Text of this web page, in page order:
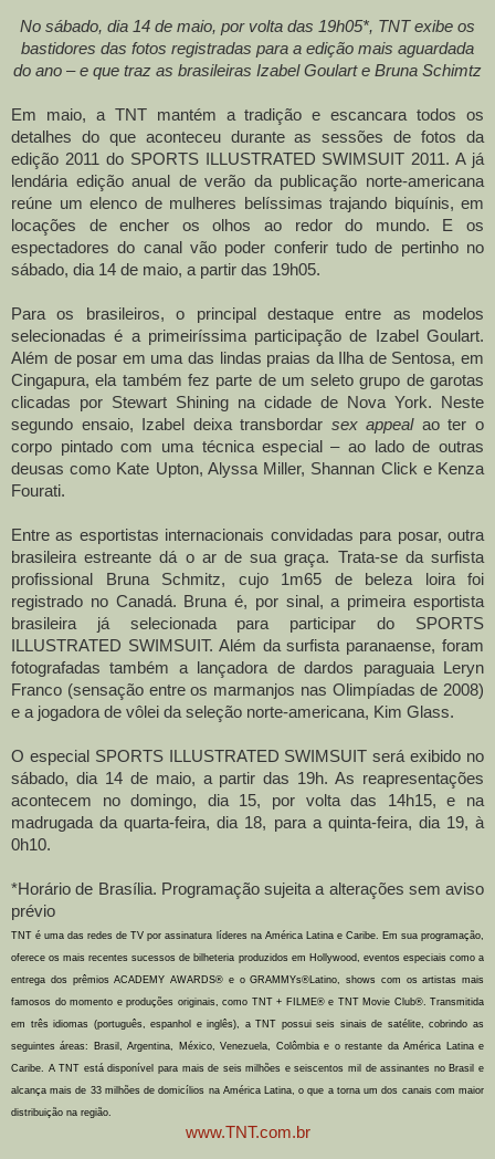
No sábado, dia 14 de maio, por volta das 19h05*, TNT exibe os
bastidores das fotos registradas para a edição mais aguardada
do ano – e que traz as brasileiras Izabel Goulart e Bruna Schimtz
Em maio, a TNT mantém a tradição e escancara todos os
detalhes do que aconteceu durante as sessões de fotos da
edição 2011 do SPORTS ILLUSTRATED SWIMSUIT 2011. A já
lendária edição anual de verão da publicação norte-americana
reúne um elenco de mulheres belíssimas trajando biquínis, em
locações de encher os olhos ao redor do mundo. E os
espectadores do canal vão poder conferir tudo de pertinho no
sábado, dia 14 de maio, a partir das 19h05.
Para os brasileiros, o principal destaque entre as modelos
selecionadas é a primeiríssima participação de Izabel Goulart.
Além de posar em uma das lindas praias da Ilha de Sentosa, em
Cingapura, ela também fez parte de um seleto grupo de garotas
clicadas por Stewart Shining na cidade de Nova York. Neste
segundo ensaio, Izabel deixa transbordar sex appealao ter o
corpo pintado com uma técnica especial – ao lado de outras
deusas como Kate Upton, Alyssa Miller, Shannan Click e Kenza
Fourati.
Entre as esportistas internacionais convidadas para posar, outra
brasileira estreante dá o ar de sua graça. Trata-se da surfista
profissional Bruna Schmitz, cujo 1m65 de beleza loira foi
registrado no Canadá. Bruna é, por sinal, a primeira esportista
brasileira já selecionada para participar do SPORTS
ILLUSTRATED SWIMSUIT. Além da surfista paranaense, foram
fotografadas também a lançadora de dardos paraguaia Leryn
Franco (sensação entre os marmanjos nas Olimpíadas de 2008)
e a jogadora de vôlei da seleção norte-americana, Kim Glass.
O especial SPORTS ILLUSTRATED SWIMSUIT será exibido no
sábado, dia 14 de maio, a partir das 19h. As reapresentações
acontecem no domingo, dia 15, por volta das 14h15, e na
madrugada da quarta-feira, dia 18, para a quinta-feira, dia 19, à
0h10.
*Horário de Brasília. Programação sujeita a alterações sem aviso
prévio
TNT é uma das redes de TV por assinatura líderes na América Latina e Caribe. Em sua programação,
oferece os mais recentes sucessos de bilheteria produzidos em Hollywood, eventos especiais como a
entrega dos prêmios ACADEMY AWARDS® e o GRAMMYs®Latino, shows com os artistas mais
famosos do momento e produções originais, como TNT + FILME® e TNT Movie Club®. Transmitida
em três idiomas (português, espanhol e inglês), a TNT possui seis sinais de satélite, cobrindo as
seguintes áreas: Brasil, Argentina, México, Venezuela, Colômbia e o restante da América Latina e
Caribe. A TNT está disponível para mais de seis milhões e seiscentos mil de assinantes no Brasil e
alcança mais de 33 milhões de domicílios na América Latina, o que a torna um dos canais com maior
distribuição na região.
www.TNT.com.br